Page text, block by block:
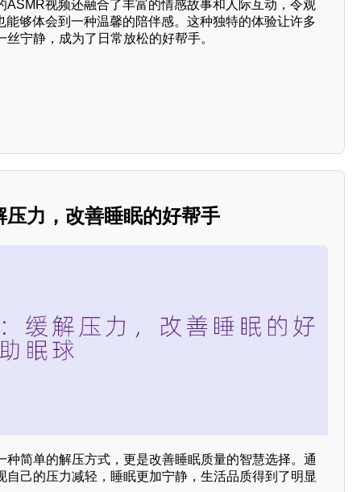
ASMR视频还融合了丰富的情感故事和人际互动，令观
够体会到一种温馨的陪伴感。这种独特的体验让许多
宁静，成为了日常放松的好帮手。
力，改善睡眠的好帮手
种简单的解压方式，更是改善睡眠质量的智慧选择。通
自己的压力减轻，睡眠更加宁静，生活品质得到了明显